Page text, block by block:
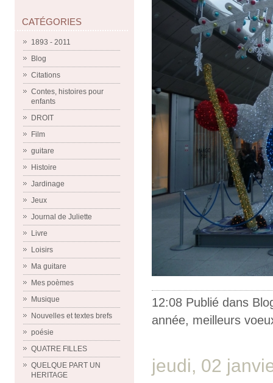
CATÉGORIES
1893 - 2011
Blog
Citations
Contes, histoires pour
enfants
DROIT
Film
guitare
Histoire
Jardinage
Jeux
Journal de Juliette
Livre
Loisirs
Ma guitare
Mes poèmes
Musique
Nouvelles et textes brefs
poésie
QUATRE FILLES
QUELQUE PART UN
HERITAGE
12:08 Publié dans
année, meilleurs
jeudi, 02